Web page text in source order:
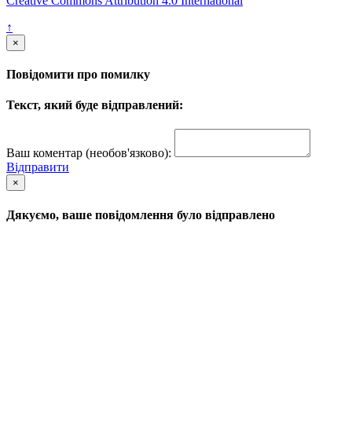
↑
×
Повідомити про помилку
Текст, який буде відправлений:
Ваш коментар (необов'язково):
Відправити
×
Дякуємо, ваше повідомлення було відправлено